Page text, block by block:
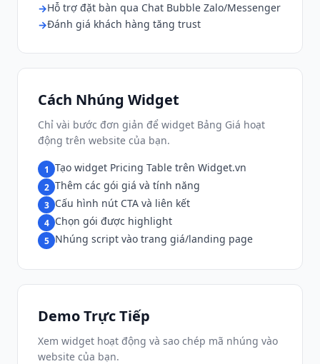
Hỗ trợ đặt bàn qua Chat Bubble Zalo/Messenger
Đánh giá khách hàng tăng trust
Cách Nhúng Widget
Chỉ vài bước đơn giản để widget Bảng Giá hoạt
động trên website của bạn.
1 Tạo widget Pricing Table trên Widget.vn
2 Thêm các gói giá và tính năng
3 Cấu hình nút CTA và liên kết
4 Chọn gói được highlight
5 Nhúng script vào trang giá/landing page
Demo Trực Tiếp
Xem widget hoạt động và sao chép mã nhúng vào
website của bạn.